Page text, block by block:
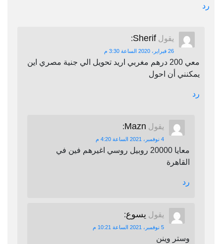
رد
يقول Sherif
:
26 فبراير، 2020 الساعة 3:30 م
معي 200 درهم مغربي اريد تحويل الي جنية مصري اين
يمكنني أن احول
رد
يقول Mazn
:
4 نوفمبر، 2021 الساعة 4:20 م
معايا 20000 روبيل روسي اغيرهم فين في
القاهرة
رد
يقول يسوع:
5 نوفمبر، 2021 الساعة 10:21 م
وستر وينن